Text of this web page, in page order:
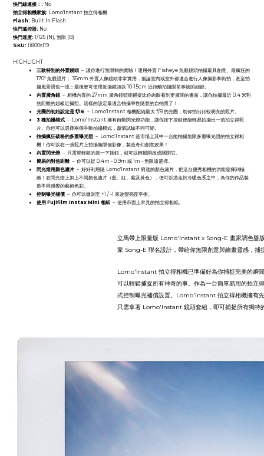
快門線連接：: No
拍立得相機家族: Lomo'Instant 拍立得相機
Flash: Built In Flash
快門遙控器: No
快門速度: 1/125 (N), 無限 (B)
SKU: li800sl19
HIGHLIGHT
三款特別的外置鏡頭 － 讓你進行無限制的實驗！運用外置 Fisheye 魚眼鏡頭拍攝最具創意、最瘋狂的
170° 魚眼照片； 35mm 外置人像鏡頭非常實用，無論室內或室外都適合進行人像攝影和街拍，甚至拍
攝風景照也一流；最後更可使用近攝鏡頭以 10-15cm 近距離拍攝眼前事物的細節。
內置廣角鏡 － 相機內置的 27mm 廣角鏡頭能捕捉比你肉眼看到更廣闊的畫面，讓你拍攝最近 0.4 米對
焦距離的超級近攝照。這樣的設定最適合拍攝率性隨意的自拍照了！
光圈的初始設定是 f/16 － Lomo'Instant 相機配備最大 f/8 的光圈，助你拍出比較明亮的照片。
3 種拍攝模式 － Lomo’Instant 擁有自動閃光燈功能，讓你按下按鈕便能輕易拍攝出一流拍立得照
片。你也可以選擇兩個手動拍攝模式，盡情試驗不同可能。
拍攝瘋狂破格的多重曝光照 － Lomo’Instant 是市場上其中一台能拍攝無限多重曝光照的拍立得相
機！你可以在一張照片上拍攝無限個影像，製造奇幻創意效果！
內置閃光燈 － 只需單輕鬆的按一下按鈕，就可以輕鬆開啟或關閉它。
簡易的對焦距離－ 你可以從 0.4m - 0.9m 或 1m - 無限遠選擇。
閃光燈用顏色濾片 － 好好利用隨 Lomo'Instant 附送的顏色濾片，把這台優秀相機的功能發揮到極
緻！在閃光燈上加上不同顏色濾片（藍、紅、紫及黃色），便可以游走於冷暖色系之中，為你的作品製
造不同感覺的藝術色彩。
控制曝光補償 － 你可以微調至 +1 / -1 來改變亮度平衡。
使用 Fujifilm Instax Mini 相紙 － 使用市面上常見的拍立得相紙。
立馬帶上限量版 Lomo'Instant x Song-E 畫家調色盤
家 Song-E 聯名設計，帶給你無限創意與繪畫靈感，捕
Lomo'Instant 拍立得相機已準備好為你捕捉完美的瞬
可以輕鬆捕捉所有神奇的事。作為一台簡單易用的拍立
式控制曝光補償設置。Lomo'Instant 拍立得相機擁有
只需拿著 Lomo'Instant 鏡頭套組，即可捕捉所有獨特